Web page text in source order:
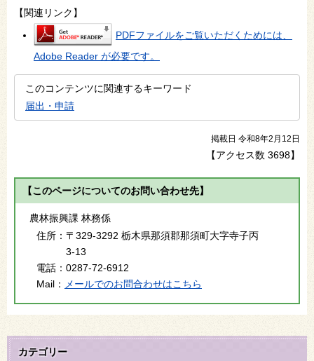
【関連リンク】
PDFファイルをご覧いただくためには、
Adobe Reader が必要です。
このコンテンツに関連するキーワード
届出・申請
掲載日 令和8年2月12日
【アクセス数 3698】
【このページについてのお問い合わせ先】
農林振興課 林務係
住所： 〒329-3292 栃木県那須郡那須町大字寺子丙
3-13
電話： 0287-72-6912
Mail： メールでのお問合わせはこちら
カテゴリー